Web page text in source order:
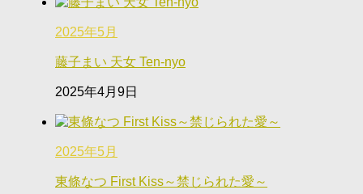
2025年5月
藤子まい 天女 Ten-nyo
2025年4月9日
2025年5月
東條なつ First Kiss～禁じられた愛～